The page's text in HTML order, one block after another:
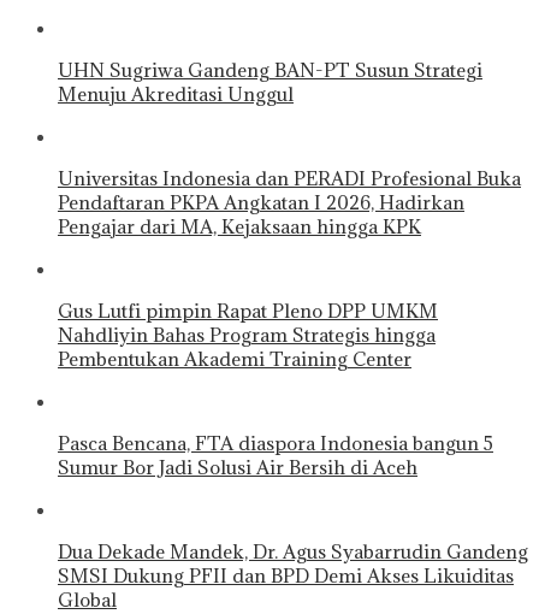
UHN Sugriwa Gandeng BAN-PT Susun Strategi
Menuju Akreditasi Unggul
Universitas Indonesia dan PERADI Profesional Buka
Pendaftaran PKPA Angkatan I 2026, Hadirkan
Pengajar dari MA, Kejaksaan hingga KPK
Gus Lutfi pimpin Rapat Pleno DPP UMKM
Nahdliyin Bahas Program Strategis hingga
Pembentukan Akademi Training Center
Pasca Bencana, FTA diaspora Indonesia bangun 5
Sumur Bor Jadi Solusi Air Bersih di Aceh
Dua Dekade Mandek, Dr. Agus Syabarrudin Gandeng
SMSI Dukung PFII dan BPD Demi Akses Likuiditas
Global